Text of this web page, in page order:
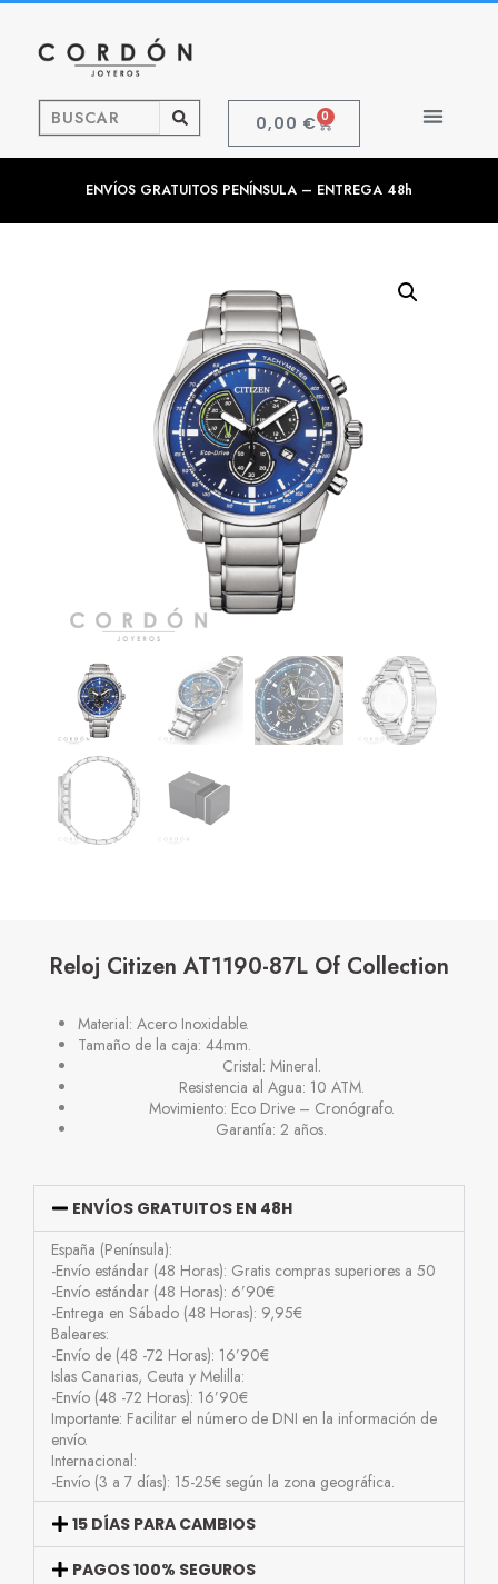
0,00 € 0
ENVÍOS GRATUITOS PENÍNSULA – ENTREGA 48h
Reloj Citizen AT1190-87L Of Collection
Material: Acero Inoxidable.
Tamaño de la caja: 44mm.
Cristal: Mineral.
Resistencia al Agua: 10 ATM.
Movimiento: Eco Drive – Cronógrafo.
Garantía: 2 años.
ENVÍOS GRATUITOS EN 48H
España (Península):
-Envío estándar (48 Horas): Gratis compras superiores a 50
-Envío estándar (48 Horas): 6’90€
-Entrega en Sábado (48 Horas): 9,95€
Baleares:
-Envío de (48 -72 Horas): 16’90€
Islas Canarias, Ceuta y Melilla:
-Envío (48 -72 Horas): 16’90€
Importante: Facilitar el número de DNI en la información de
envío.
Internacional:
-Envío (3 a 7 días): 15-25€ según la zona geográfica.
15 DÍAS PARA CAMBIOS
PAGOS 100% SEGUROS